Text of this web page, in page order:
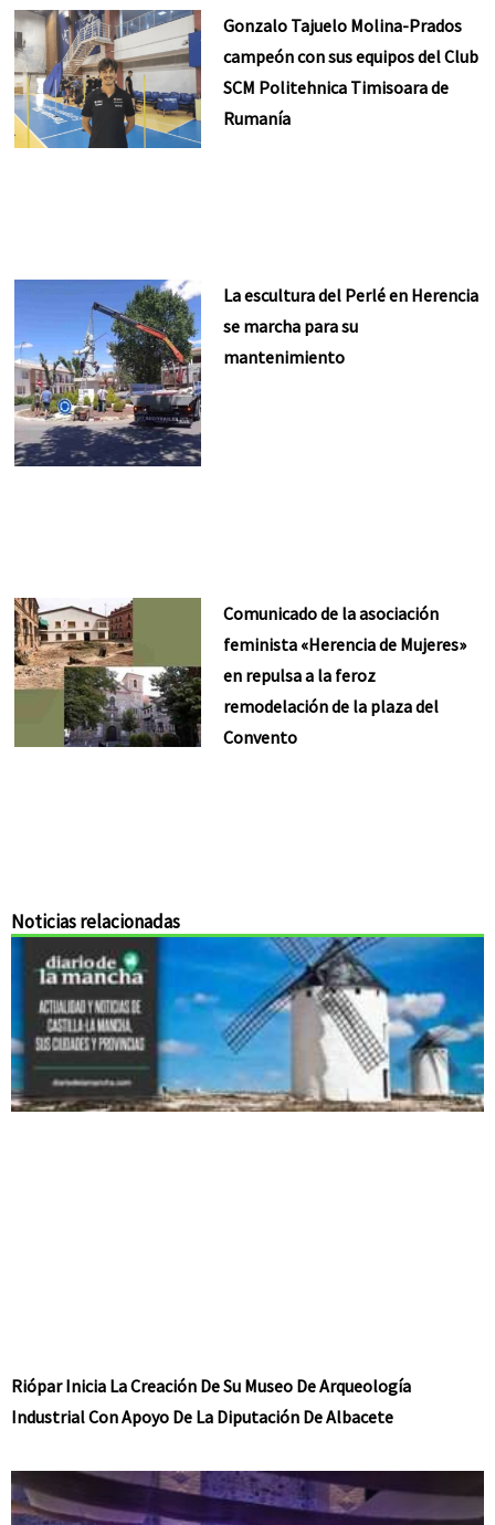
Gonzalo Tajuelo Molina-Prados
campeón con sus equipos del Club
SCM Politehnica Timisoara de
Rumanía
La escultura del Perlé en Herencia
se marcha para su
mantenimiento
Comunicado de la asociación
feminista «Herencia de Mujeres»
en repulsa a la feroz
remodelación de la plaza del
Convento
Noticias relacionadas
Riópar Inicia La Creación De Su Museo De Arqueología
Industrial Con Apoyo De La Diputación De Albacete